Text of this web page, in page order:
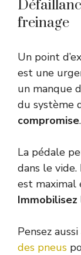
freinage
Un point
est une
un manque
du système
compromise.
La pédale
dans le
est maximal
Pensez
des pneus